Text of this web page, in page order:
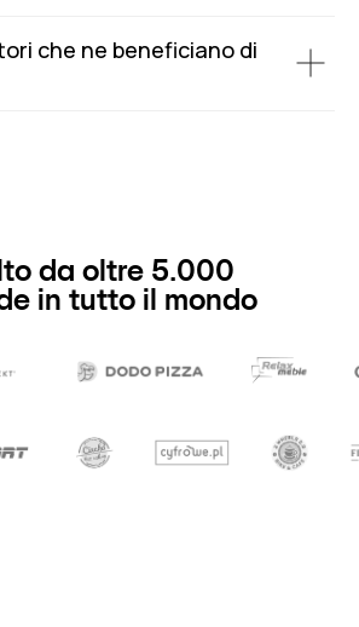
che ne beneficiano di
da oltre 5.000
in tutto il mondo